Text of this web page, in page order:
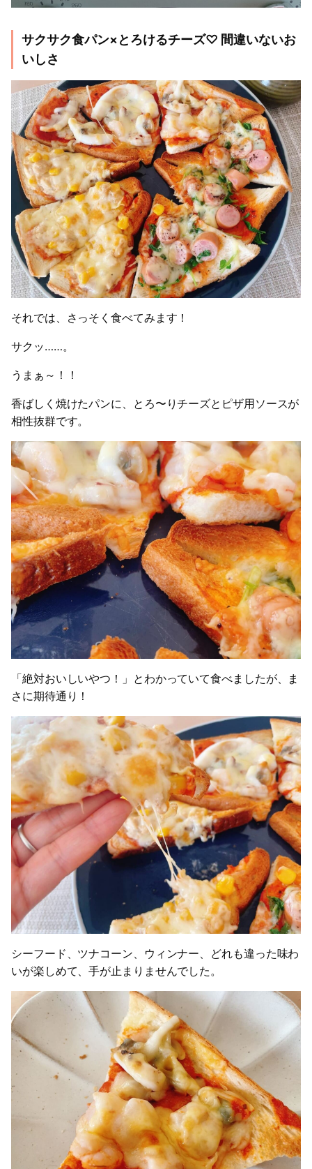
サクサク食パン×とろけるチーズ♡ 間違いないお
いしさ
それでは、さっそく食べてみます！
サクッ……。
うまぁ～！！
香ばしく焼けたパンに、とろ〜りチーズとピザ用ソースが
相性抜群です。
「絶対おいしいやつ！」とわかっていて食べましたが、ま
さに期待通り！
シーフード、ツナコーン、ウィンナー、どれも違った味わ
いが楽しめて、手が止まりませんでした。